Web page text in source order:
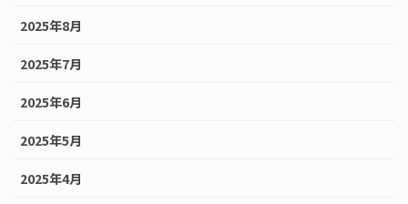
2025年8月
2025年7月
2025年6月
2025年5月
2025年4月